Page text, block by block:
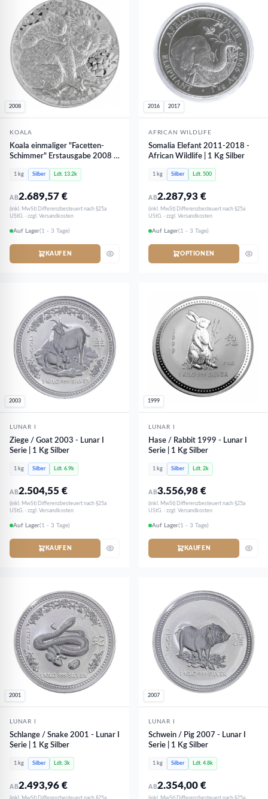
2008
KOALA
Koala einmaliger "Facetten-
Schimmer" Erstausgabe 2008 |
1 Kg Silber
1 kg Silber Ldt. 13.2k
AB2.689,57€
(inkl. MwSt) Differenzbesteuert nach §25a
UStG. · zzgl. Versandkosten
Auf Lager(1 - 3 Tage)
KAUFEN
2016 2017
AFRICAN WILDLIFE
Somalia Elefant 2011-2018 -
African Wildlife | 1 Kg Silber
1 kg Silber Ldt. 500
AB2.287,93€
(inkl. MwSt) Differenzbesteuert nach §25a
UStG. · zzgl. Versandkosten
Auf Lager(1 - 3 Tage)
OPTIONEN
2003
LUNAR I
Ziege / Goat 2003 - Lunar I
Serie | 1 Kg Silber
1 kg Silber Ldt. 6.9k
AB2.504,55€
(inkl. MwSt) Differenzbesteuert nach §25a
UStG. · zzgl. Versandkosten
Auf Lager(1 - 3 Tage)
KAUFEN
1999
LUNAR I
Hase / Rabbit 1999 - Lunar I
Serie | 1 Kg Silber
1 kg Silber Ldt. 2k
AB3.556,98€
(inkl. MwSt) Differenzbesteuert nach §25a
UStG. · zzgl. Versandkosten
Auf Lager(1 - 3 Tage)
KAUFEN
2001
LUNAR I
Schlange / Snake 2001 - Lunar I
Serie | 1 Kg Silber
1 kg Silber Ldt. 3k
AB2.493,96€
2007
LUNAR I
Schwein / Pig 2007 - Lunar I
Serie | 1 Kg Silber
1 kg Silber Ldt. 4.8k
AB2.354,00€